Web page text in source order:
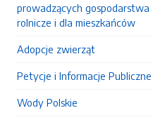
prowadzących gospodarstwa
rolnicze i dla mieszkańców
Adopcje zwierząt
Petycje i Informacje Publiczne
Wody Polskie